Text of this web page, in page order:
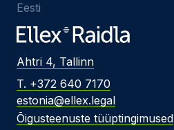
Eesti
Ahtri 4, Tallinn
T. +372 640 7170
estonia@ellex.legal
Õigusteenuste tüüptingimused